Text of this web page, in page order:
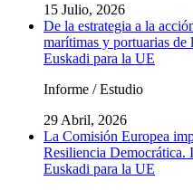
15 Julio, 2026
De la estrategia a la
marítimas y portuarias
Euskadi para la UE
Informe / Estudio
29 Abril, 2026
La Comisión Europea
Resiliencia Democrática.
Euskadi para la UE